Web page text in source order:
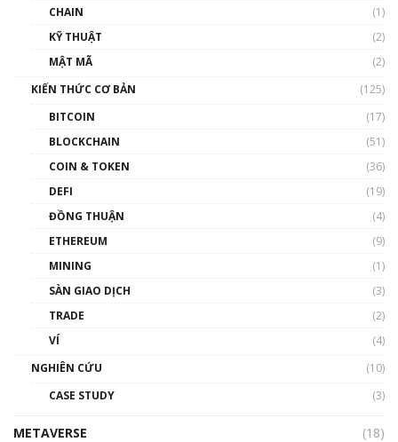
00:43:47
như thể nào?
00:39:31
Phổ cập Blockchain
thống & Crypto qua các cuộc chiến | Phổ cập
CHAIN
(1)
KỸ THUẬT
(2)
MẬT MÃ
(2)
KIẾN THỨC CƠ BẢN
(125)
BITCOIN
(17)
BLOCKCHAIN
(51)
COIN & TOKEN
(36)
DEFI
(19)
ĐỒNG THUẬN
(4)
ETHEREUM
(9)
MINING
(1)
SÀN GIAO DỊCH
(3)
TRADE
(2)
VÍ
(4)
NGHIÊN CỨU
(10)
CASE STUDY
(3)
METAVERSE
(18)